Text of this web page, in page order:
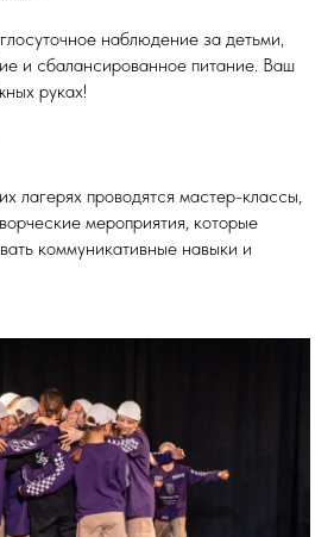
наблюдение за детьми,
и сбалансированное питание. Ваш
руках!
лагерях проводятся мастер-классы,
мероприятия, которые
коммуникативные навыки и